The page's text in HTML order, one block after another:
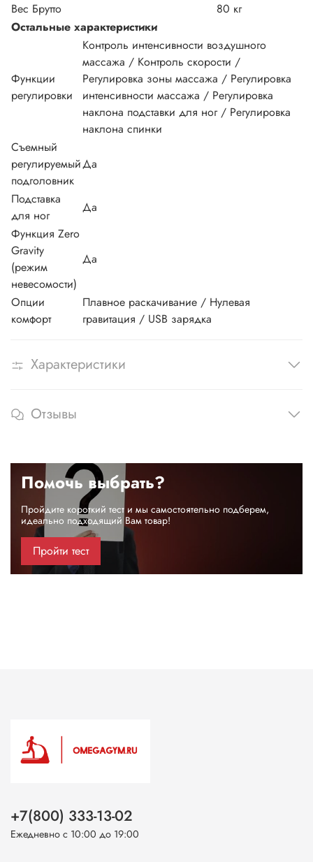
Вес Брутто
80 кг
Остальные характеристики
Функции
регулировки
Контроль интенсивности воздушного
массажа / Контроль скорости /
Регулировка зоны массажа / Регулировка
интенсивности массажа / Регулировка
наклона подставки для ног / Регулировка
наклона спинки
Съемный
регулируемый
подголовник
Да
Подставка
для ног
Да
Функция Zero
Gravity
(режим
невесомости)
Да
Опции
комфорт
Плавное раскачивание / Нулевая
гравитация / USB зарядка
Характеристики
Отзывы
Помочь выбрать?
Пройдите короткий тест и мы самостоятельно подберем,
идеально подходящий Вам товар!
Пройти тест
+7(800) 333-13-02
Ежедневно с 10:00 до 19:00